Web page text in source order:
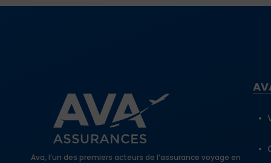
Ava, l’un des premiers acteurs de l’assurance voyage en